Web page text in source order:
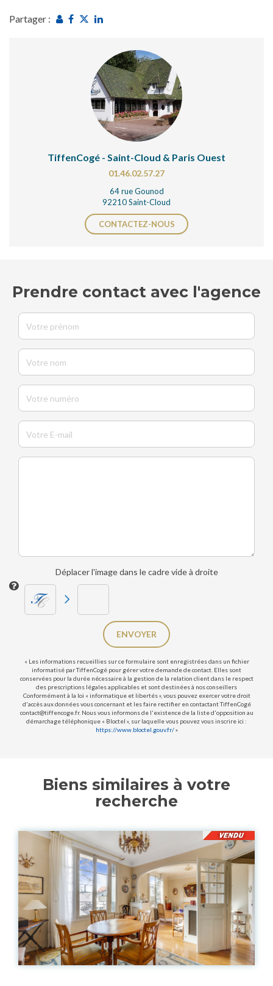
Partager :
TiffenCogé - Saint-Cloud & Paris Ouest
01.46.02.57.27
64 rue Gounod
92210 Saint-Cloud
CONTACTEZ-NOUS
Prendre contact avec l'agence
Déplacer l'image dans le cadre vide à droite
ENVOYER
« Les informations recueillies sur ce formulaire sont enregistrées dans un fichier
informatisé par TiffenCogé pour gérer votre demande de contact. Elles sont
conservées pour la durée nécessaire à la gestion de la relation client dans le respect
des prescriptions légales applicables et sont destinées à nos conseillers
Conformément à la loi « informatique et libertés », vous pouvez exercer votre droit
d'accès aux données vous concernant et les faire rectifier en contactant TiffenCogé
contact@tiffencoge.fr. Nous vous informons de l'existence de la liste d'opposition au
démarchage téléphonique « Bloctel », sur laquelle vous pouvez vous inscrire ici :
https://www.bloctel.gouv.fr/»
Biens similaires à votre
recherche